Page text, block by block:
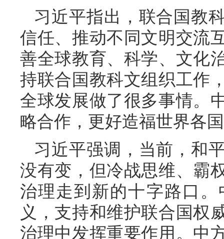
习近平指出，联合国教
信任、推动不同文明交流
善全球教育、科学、文化
持联合国教科文组织工作
全球发展做了很多事情。
略合作，更好造福世界各
习近平强调，当前，和
没有变，但冷战思维、霸
治理走到新的十字路口
义，支持和维护联合国权
治理中发挥重要作用。中